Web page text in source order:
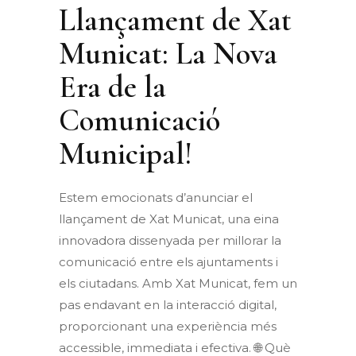
Llançament de Xat
Municat: La Nova
Era de la
Comunicació
Municipal!
Estem emocionats d’anunciar el
llançament de Xat Municat, una eina
innovadora dissenyada per millorar la
comunicació entre els ajuntaments i
els ciutadans. Amb Xat Municat, fem un
pas endavant en la interacció digital,
proporcionant una experiència més
accessible, immediata i efectiva. 🌐 Què